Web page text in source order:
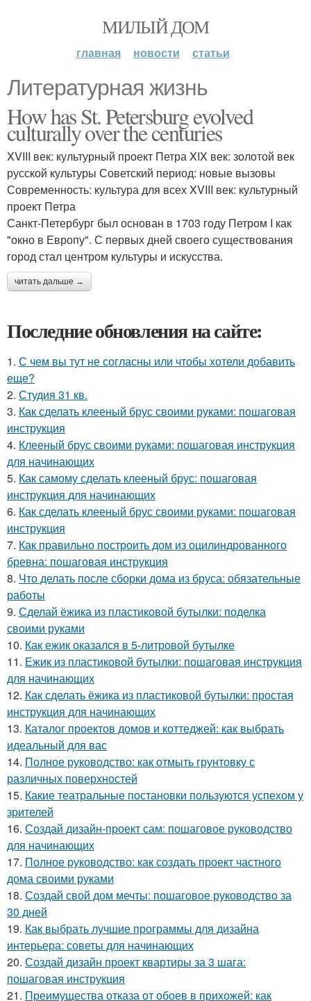
МИЛЫЙ ДОМ
главная новости статьи
Литературная жизнь
How has St. Petersburg evolved
culturally over the centuries
XVIII век: культурный проект Петра XIX век: золотой век
русской культуры Советский период: новые вызовы
Современность: культура для всех XVIII век: культурный
проект Петра
Санкт-Петербург был основан в 1703 году Петром I как
"окно в Европу". С первых дней своего существования
город стал центром культуры и искусства.
читать дальше →
Последние обновления на сайте:
1. С чем вы тут не согласны или чтобы хотели добавить
еще?
2. Студия 31 кв.
3. Как сделать клееный брус своими руками: пошаговая
инструкция
4. Клееный брус своими руками: пошаговая инструкция
для начинающих
5. Как самому сделать клееный брус: пошаговая
инструкция для начинающих
6. Как сделать клееный брус своими руками: пошаговая
инструкция
7. Как правильно построить дом из оцилиндрованного
бревна: пошаговая инструкция
8. Что делать после сборки дома из бруса: обязательные
работы
9. Сделай ёжика из пластиковой бутылки: поделка
своими руками
10. Как ежик оказался в 5-литровой бутылке
11. Ежик из пластиковой бутылки: пошаговая инструкция
для начинающих
12. Как сделать ёжика из пластиковой бутылки: простая
инструкция для начинающих
13. Каталог проектов домов и коттеджей: как выбрать
идеальный для вас
14. Полное руководство: как отмыть грунтовку с
различных поверхностей
15. Какие театральные постановки пользуются успехом у
зрителей
16. Создай дизайн-проект сам: пошаговое руководство
для начинающих
17. Полное руководство: как создать проект частного
дома своими руками
18. Создай свой дом мечты: пошаговое руководство за
30 дней
19. Как выбрать лучшие программы для дизайна
интерьера: советы для начинающих
20. Создай дизайн проект квартиры за 3 шага:
пошаговая инструкция
21. Преимущества отказа от обоев в прихожей: как